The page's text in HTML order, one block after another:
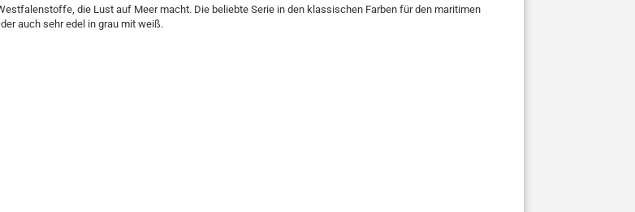
die Lust auf Meer macht. Die beliebte Serie in den klassischen Farben für den maritimen
auch sehr edel in grau mit weiß.